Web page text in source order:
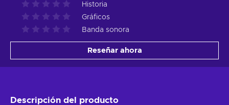
Historia
Gráficos
Banda sonora
Reseñar ahora
Descripción del producto